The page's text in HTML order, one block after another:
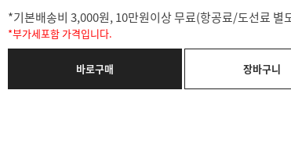
*기본배송비 3,000원, 10만원이상 무료(항공료/도선료 별
*부가세포함 가격입니다.
바로구매 장바구니